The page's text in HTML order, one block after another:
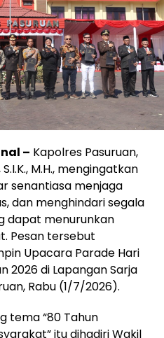
– Kapolres Pasuruan,
M.H., mengingatkan
senantiasa menjaga
dan menghindari segala
dapat menurunkan
Pesan tersebut
Upacara Parade Hari
2026 di Lapangan Sarja
Rabu (1/7/2026).
tema “80 Tahun
itu dihadiri Wakil